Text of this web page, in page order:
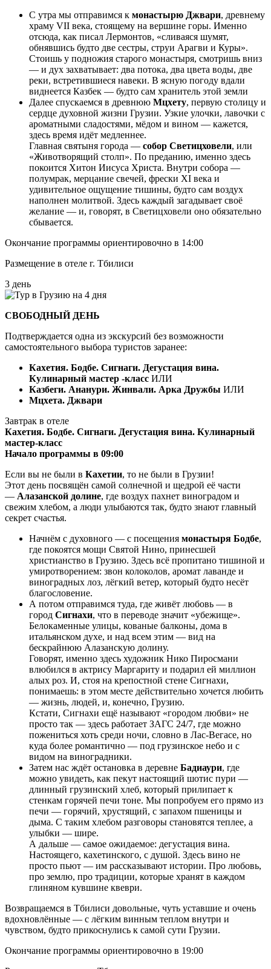
С утра мы отправимся к монастырю Джвари, древнему
храму VII века, стоящему на вершине горы. Именно
отсюда, как писал Лермонтов, «сливаяся шумят,
обнявшись будто две сестры, струи Арагви и Куры».
Стоишь у подножия старого монастыря, смотришь вниз
— и дух захватывает: два потока, два цвета воды, две
реки, встретившиеся навеки. В ясную погоду вдали
виднеется Казбек — будто сам хранитель этой земли
Далее спускаемся в древнюю Мцхету, первую столицу и
сердце духовной жизни Грузии. Узкие улочки, лавочки с
ароматными сладостями, мёдом и вином — кажется,
здесь время идёт медленнее.
Главная святыня города — собор Светицховели, или
«Животворящий столп». По преданию, именно здесь
покоится Хитон Иисуса Христа. Внутри собора —
полумрак, мерцание свечей, фрески XI века и
удивительное ощущение тишины, будто сам воздух
наполнен молитвой. Здесь каждый загадывает своё
желание — и, говорят, в Светицховели оно обязательно
сбывается.
Окончание программы ориентировочно в 14:00
Размещение в отеле г. Тбилиси
3 день
СВОБОДНЫЙ ДЕНЬ
Подтверждается одна из экскурсий без возможности
самостоятельного выбора туристов заранее:
Кахетия. Бодбе. Сигнаги. Дегустация вина.
Кулинарный мастер -класс ИЛИ
Казбеги. Ананури. Жинвали. Арка Дружбы ИЛИ
Мцхета. Джвари
Завтрак в отеле
Кахетия. Бодбе. Сигнаги. Дегустация вина. Кулинарный
мастер-класс
Начало программы в 09:00
Если вы не были в Кахетии, то не были в Грузии!
Этот день посвящён самой солнечной и щедрой её части
— Алазанской долине, где воздух пахнет виноградом и
свежим хлебом, а люди улыбаются так, будто знают главный
секрет счастья.
Начнём с духовного — с посещения монастыря Бодбе,
где покоятся мощи Святой Нино, принесшей
христианство в Грузию. Здесь всё пропитано тишиной и
умиротворением: звон колоколов, аромат лаванде и
виноградных лоз, лёгкий ветер, который будто несёт
благословение.
А потом отправимся туда, где живёт любовь — в
город Сигнахи, что в переводе значит «убежище».
Белокаменные улицы, кованые балконы, дома в
итальянском духе, и над всем этим — вид на
бескрайнюю Алазанскую долину.
Говорят, именно здесь художник Нико Пиросмани
влюбился в актрису Маргариту и подарил ей миллион
алых роз. И, стоя на крепостной стене Сигнахи,
понимаешь: в этом месте действительно хочется любить
— жизнь, людей, и, конечно, Грузию.
Кстати, Сигнахи ещё называют «городом любви» не
просто так — здесь работает ЗАГС 24/7, где можно
пожениться хоть среди ночи, словно в Лас-Вегасе, но
куда более романтично — под грузинское небо и с
видом на виноградники.
Затем нас ждёт остановка в деревне Бадиаури, где
можно увидеть, как пекут настоящий шотис пури —
длинный грузинский хлеб, который прилипает к
стенкам горячей печи тоне. Мы попробуем его прямо из
печи — горячий, хрустящий, с запахом пшеницы и
дыма. С таким хлебом разговоры становятся теплее, а
улыбки — шире.
А дальше — самое ожидаемое: дегустация вина.
Настоящего, кахетинского, с душой. Здесь вино не
просто пьют — им рассказывают истории. Про любовь,
про землю, про традиции, которые хранят в каждом
глиняном кувшине квеври.
Возвращаемся в Тбилиси довольные, чуть уставшие и очень
вдохновлённые — с лёгким винным теплом внутри и
чувством, будто прикоснулись к самой сути Грузии.
Окончание программы ориентировочно в 19:00